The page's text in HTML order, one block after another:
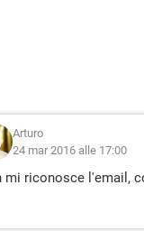
Arturo
24 mar 2016 alle 17:00
mi riconosce l'email,